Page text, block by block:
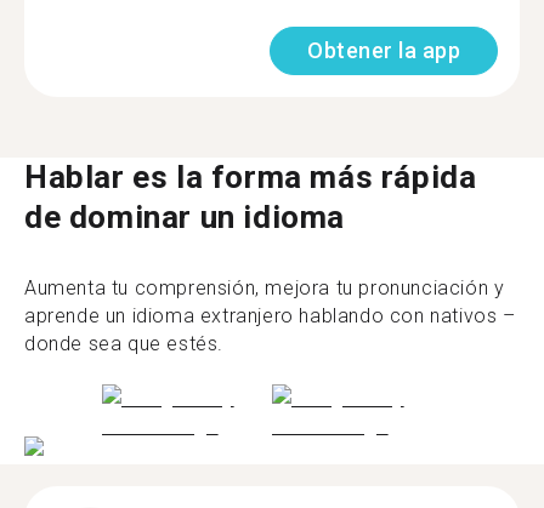
Obtener la app
Hablar es la forma más rápida
de dominar un idioma
Aumenta tu comprensión, mejora tu pronunciación y
aprende un idioma extranjero hablando con nativos –
donde sea que estés.